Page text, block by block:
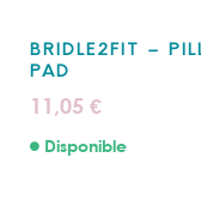
BRIDLE2FIT –
PAD
11,05 €
Disponible